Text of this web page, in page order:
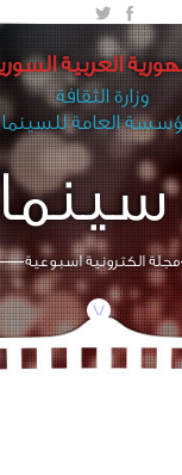
العربية
وزارة الثقافة
العامة للسينما
مجلة الكترونية اسبوعية
/\